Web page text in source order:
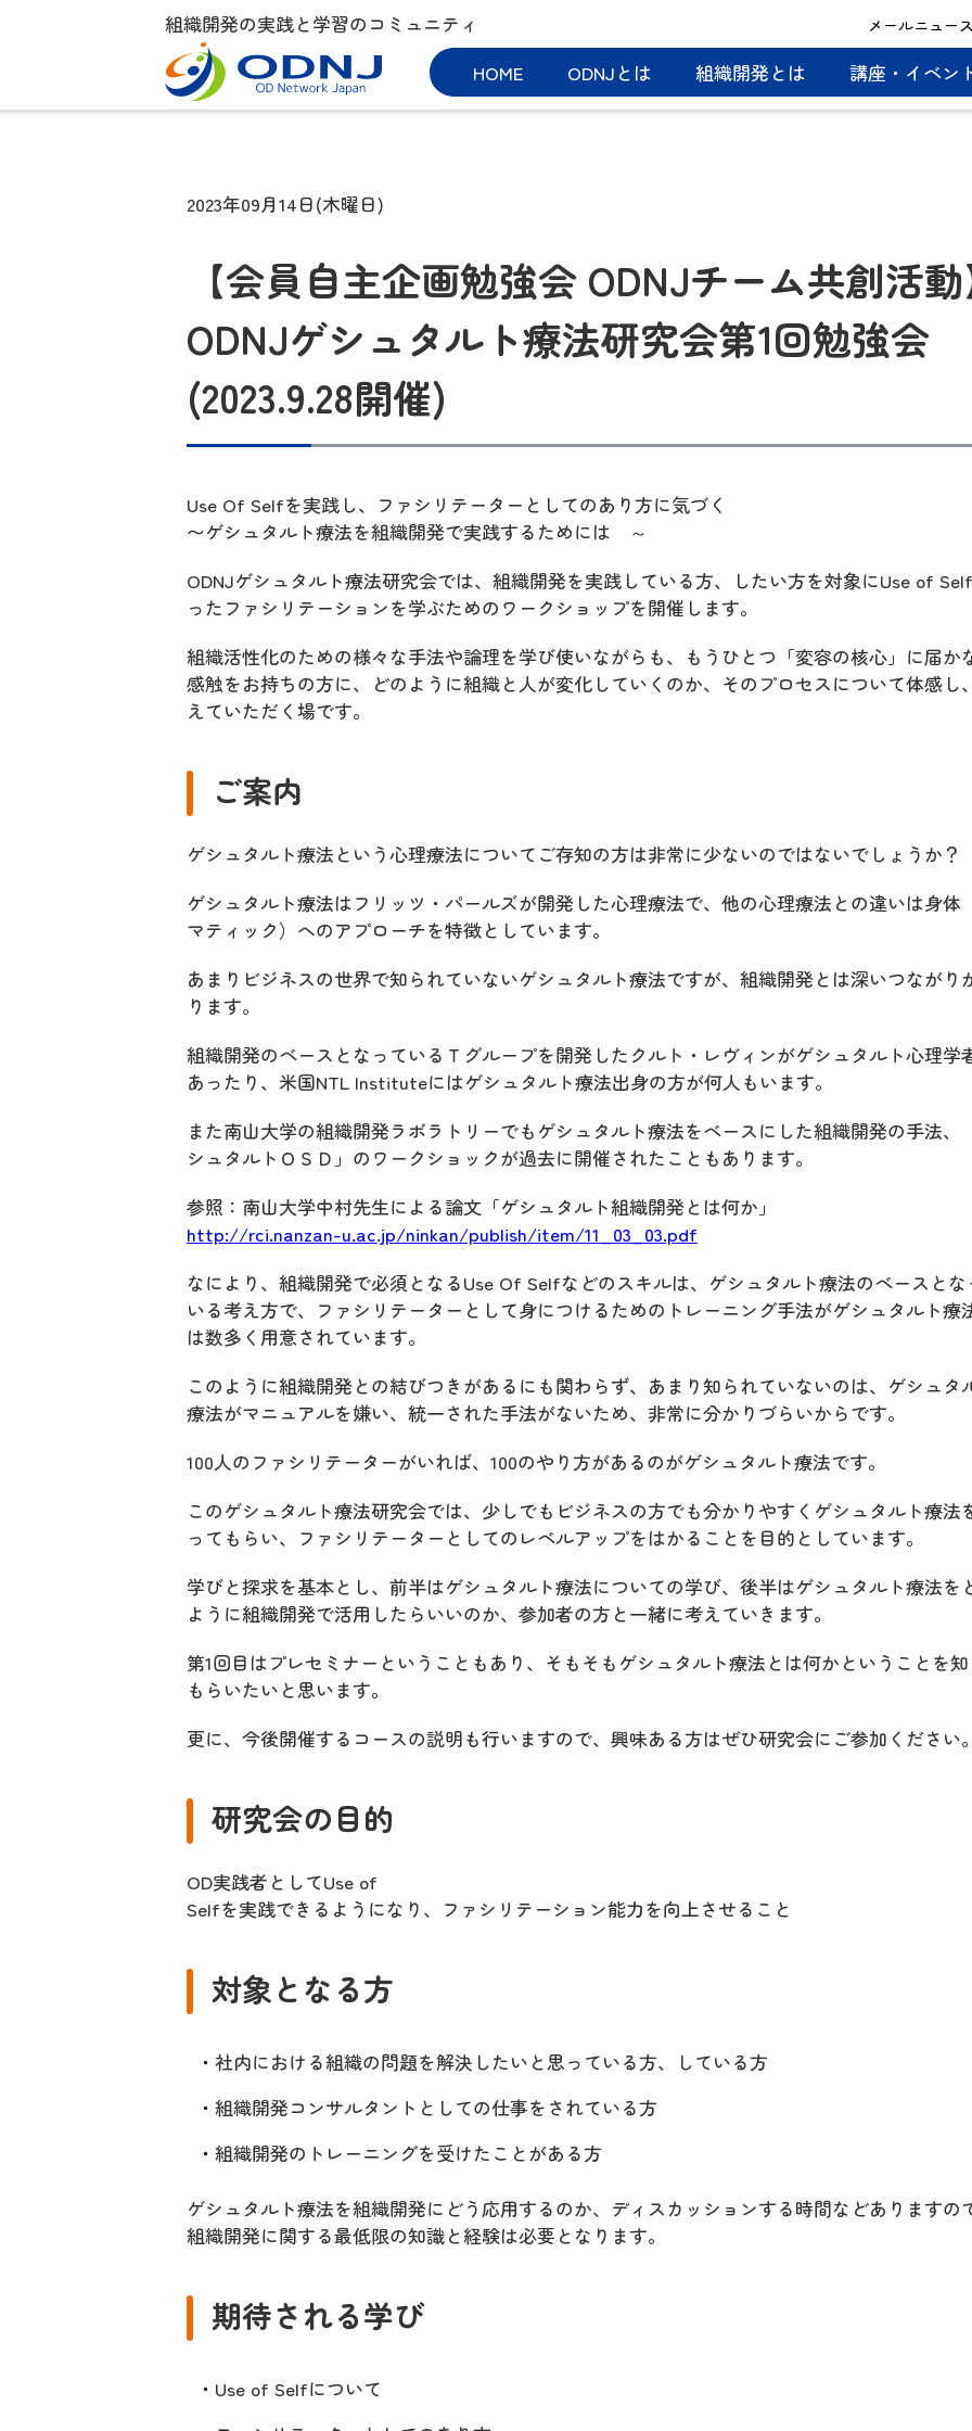
組織開発の実践と学習のコミュニティ メールニュー
HOME ODNJとは 組織開発とは 講座・イベン
2023年09月14日(木曜日)
【会員自主企画勉強会 ODNJチーム共創活
ODNJゲシュタルト療法研究会第1回勉強会
(2023.9.28開催)
Use Of Selfを実践し、ファシリテーターとしてのあり方に気づく
〜ゲシュタルト療法を組織開発で実践するためには ～
ODNJゲシュタルト療法研究会では、組織開発を実践している方、したい方を対象にUse of
ったファシリテーションを学ぶためのワークショップを開催します。
組織活性化のための様々な手法や論理を学び使いながらも、もうひとつ「変容の核心」に届か
感触をお持ちの方に、どのように組織と人が変化していくのか、そのプロセスについて体感し
えていただく場です。
ご案内
ゲシュタルト療法という心理療法についてご存知の方は非常に少ないのではないでしょうか？
ゲシュタルト療法はフリッツ・パールズが開発した心理療法で、他の心理療法との違いは身体
マティック）へのアプローチを特徴としています。
あまりビジネスの世界で知られていないゲシュタルト療法ですが、組織開発とは深いつながり
ります。
組織開発のベースとなっているＴグループを開発したクルト・レヴィンがゲシュタルト心理学
あったり、米国NTL Instituteにはゲシュタルト療法出身の方が何人もいます。
また南山大学の組織開発ラボラトリーでもゲシュタルト療法をベースにした組織開発の手法、
シュタルトＯＳＤ」のワークショックが過去に開催されたこともあります。
参照：南山大学中村先生による論文「ゲシュタルト組織開発とは何か」
http://rci.nanzan-u.ac.jp/ninkan/publish/item/11_03_03.pdf
なにより、組織開発で必須となるUse Of Selfなどのスキルは、ゲシュタルト療法のベースとな
いる考え方で、ファシリテーターとして身につけるためのトレーニング手法がゲシュタルト療
は数多く用意されています。
このように組織開発との結びつきがあるにも関わらず、あまり知られていないのは、ゲシュタ
療法がマニュアルを嫌い、統一された手法がないため、非常に分かりづらいからです。
100人のファシリテーターがいれば、100のやり方があるのがゲシュタルト療法です。
このゲシュタルト療法研究会では、少しでもビジネスの方でも分かりやすくゲシュタルト療法
ってもらい、ファシリテーターとしてのレベルアップをはかることを目的としています。
学びと探求を基本とし、前半はゲシュタルト療法についての学び、後半はゲシュタルト療法を
ように組織開発で活用したらいいのか、参加者の方と一緒に考えていきます。
第1回目はプレセミナーということもあり、そもそもゲシュタルト療法とは何かということを
もらいたいと思います。
更に、今後開催するコースの説明も行いますので、興味ある方はぜひ研究会にご参加ください
研究会の目的
OD実践者としてUse of
Selfを実践できるようになり、ファシリテーション能力を向上させること
対象となる方
社内における組織の問題を解決したいと思っている方、している方
組織開発コンサルタントとしての仕事をされている方
組織開発のトレーニングを受けたことがある方
ゲシュタルト療法を組織開発にどう応用するのか、ディスカッションする時間などありますの
組織開発に関する最低限の知識と経験は必要となります。
期待される学び
Use of Selfについて